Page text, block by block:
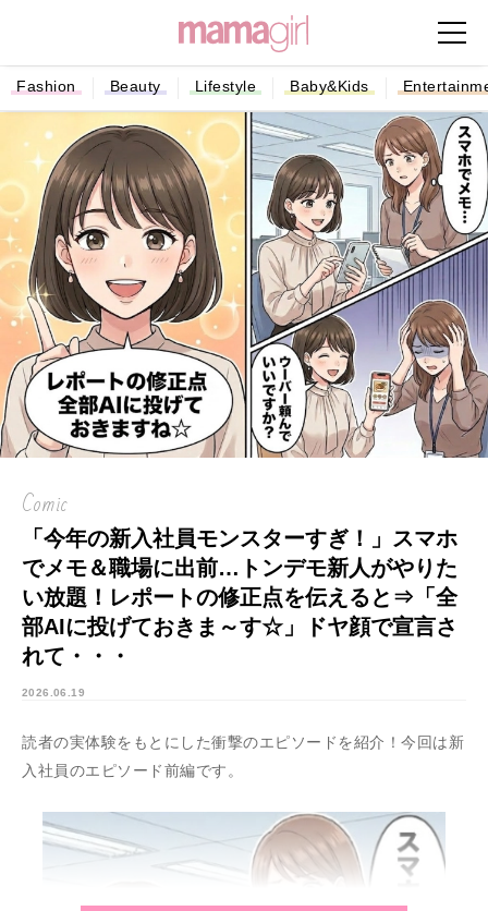
Fashion Beauty Lifestyle Baby&Kids
Comic
「今年の新入社員モンスターすぎ！」スマホ
でメモ＆職場に出前…トンデモ新人がやりた
い放題！レポートの修正点を伝えると⇒「全
部AIに投げておきま～す☆」ドヤ顔で宣言さ
れて・・・
2026.06.19
読者の実体験をもとにした衝撃のエピソードを紹介！今回は新
入社員のエピソード前編です。